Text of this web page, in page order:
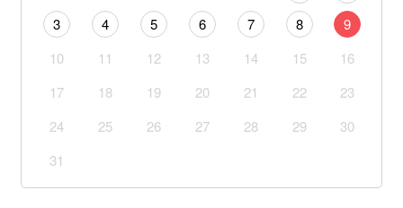
3
4 5 6 7 8
9
10
11 12 13 14 15
16
17
18 19 20 21 22
23
24
25 26 27 28 29
30
31